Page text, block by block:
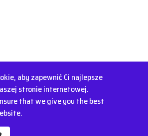
aby zapewnić Ci najlepsze
stronie internetowej.
that we give you the best